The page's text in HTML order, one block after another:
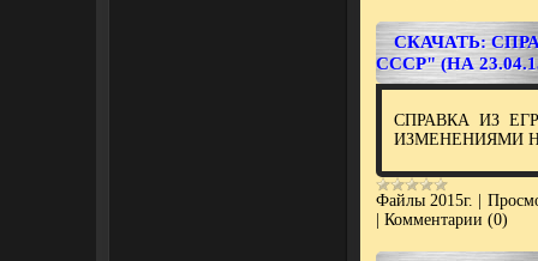
СКАЧАТЬ:
СССР" (НА
СПРАВКА ИЗ
ИЗМЕНЕНИЯМИ
Файлы 2015г.
Комментарии (0)